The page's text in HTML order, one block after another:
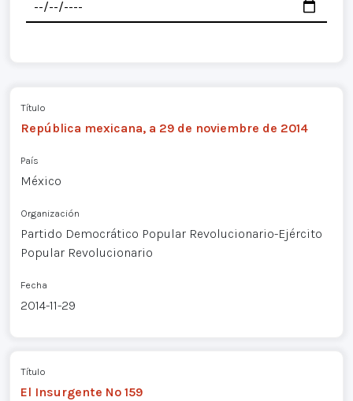
Título
República mexicana, a 29 de noviembre de 2014
País
México
Organización
Partido Democrático Popular Revolucionario-Ejército
Popular Revolucionario
Fecha
2014-11-29
Título
El Insurgente Nº 159